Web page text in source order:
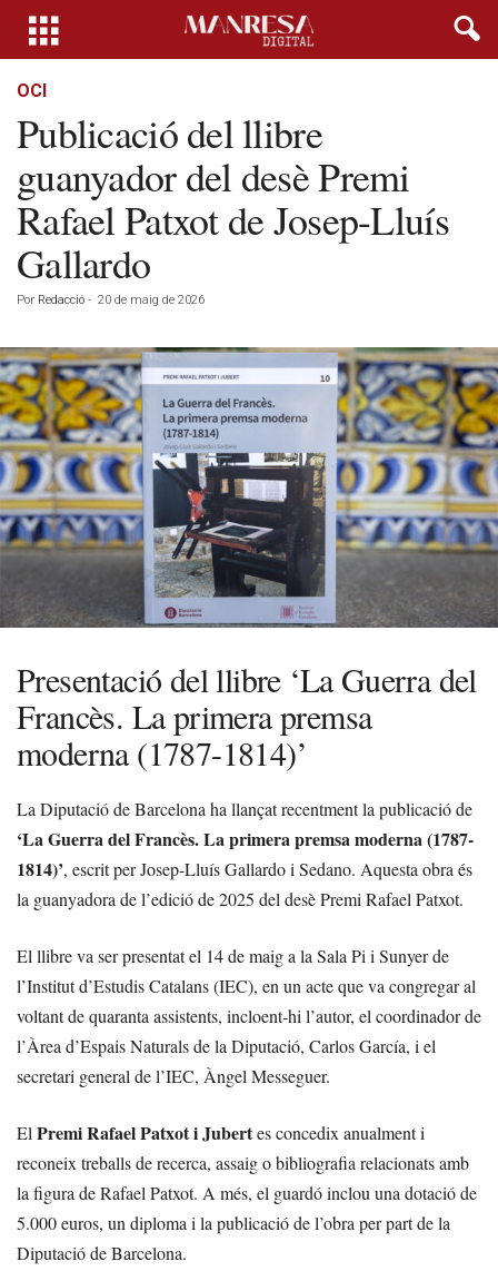
OCI
Publicació del llibre
guanyador del desè Premi
Rafael Patxot de Josep-Lluís
Gallardo
Por Redacció - 20 de maig de 2026
Presentació del llibre ‘La Guerra del
Francès. La primera premsa
moderna (1787-1814)’
La Diputació de Barcelona ha llançat recentment la publicació de
‘La Guerra del Francès. La primera premsa moderna (1787-
1814)’, escrit per Josep-Lluís Gallardo i Sedano. Aquesta obra és
la guanyadora de l’edició de 2025 del desè Premi Rafael Patxot.
El llibre va ser presentat el 14 de maig a la Sala Pi i Sunyer de
l’Institut d’Estudis Catalans (IEC), en un acte que va congregar al
voltant de quaranta assistents, incloent-hi l’autor, el coordinador de
l’Àrea d’Espais Naturals de la Diputació, Carlos García, i el
secretari general de l’IEC, Àngel Messeguer.
El Premi Rafael Patxot i Jubertes concedix anualment i
reconeix treballs de recerca, assaig o bibliografia relacionats amb
la figura de Rafael Patxot. A més, el guardó inclou una dotació de
5.000 euros, un diploma i la publicació de l’obra per part de la
Diputació de Barcelona.